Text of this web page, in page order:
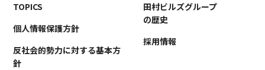
メディア実績
TOPICS
個人情報保護方針
反社会的勢力に対する基本方
針
田村ビルズグループ
の歴史
採用情報